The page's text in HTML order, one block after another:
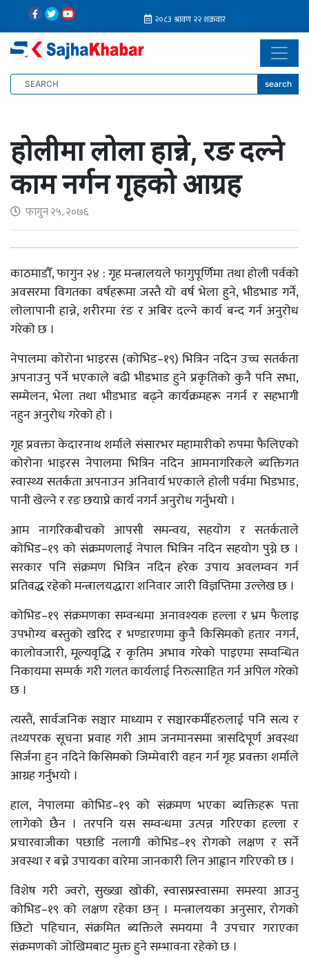
search
होलीमा लोला हान्ने, रङ दल्ने
काम नर्गन गृहको आग्रह
फागुन २५, २०७६
काठमाडौँ, फागुन २४ : गृह मन्त्रालयले फागुपूर्णिमा तथा होली पर्वको
अवसरमा विगतका वर्षहरूमा जस्तै यो वर्ष भेला हुने, भीडभाड गर्ने,
लोलापानी हान्ने, शरीरमा रंङ र अबिर दल्ने कार्य बन्द गर्न अनुरोध
गरेको छ ।
नेपालमा कोरोना भाइरस (कोभिड–१९) भित्रिन नदिन उच्च सतर्कता
अपनाउनु पर्ने भएकाले बढी भीडभाड हुने प्रकृतिको कुनै पनि सभा,
सम्मेलन, भेला तथा भीडभाड बढ्ने कार्यक्रमहरू नगर्न र सहभागी
नहुन अनुरोध गरेको हो ।
गृह प्रवक्ता केदारनाथ शर्माले संसारभर महामारीको रुपमा फैलिएको
कोरोना भाइरस नेपालमा भित्रिन नदिन आमनागरिकले ब्यक्तिगत
स्वास्थ्य सतर्कता अपनाउन अनिवार्य भएकाले होली पर्वमा भिडभाड,
पानी खेल्ने र रङ छयाप्ने कार्य नगर्न अनुरोध गर्नुभयो ।
आम नागरिकबीचको आपसी समन्वय, सहयोग र सतर्कताले
कोभिड–१९ को संक्रमणलाई नेपाल भित्रिन नदिन सहयोग पुग्ने छ ।
सरकार पनि संक्रमण भित्रिन नदिन हरेक उपाय अवलम्वन गर्न
प्रतिवद्ध रहेको मन्त्रालयद्धारा शनिवार जारी विज्ञप्तिमा उल्लेख छ ।
कोभिड–१९ संक्रमणका सम्वन्धमा अनावश्यक हल्ला र भ्रम फैलाइ
उपभोग्य बस्तुको खरिद र भण्डारणमा कुनै किसिमको हतार नगर्न,
कालोवजारी, मूल्यवृद्धि र कृतिम अभाव गरेको पाइएमा सम्वन्धित
निकायमा सम्पर्क गरी गलत कार्यलाई निरुत्साहित गर्न अपिल गरेको
छ ।
त्यस्तैं, सार्वजनिक सञ्चार माध्याम र सञ्चारकर्मीहरुलाई पनि सत्य र
तथ्यपरक सूचना प्रवाह गरी आम जनमानसमा त्रासदिपूर्ण अवस्था
सिर्जना हुन नदिने किसिमको जिम्मेवारी वहन गर्न गृह प्रवक्ता शर्माले
आग्रह गर्नुभयो ।
हाल, नेपालमा कोभिड–१९ को संक्रमण भएका ब्यक्तिहरू पत्ता
लागेको छैन । तरपनि यस सम्वन्धमा उत्पन्न गरिएका हल्ला र
प्रचारवाजीका पछाडि नलागी कोभिड–१९ रोगको लक्षण र सर्ने
अवस्था र बच्ने उपायका वारेमा जानकारी लिन आह्वान गरिएको छ ।
विशेष गरी ज्वरो, सुख्खा खोकी, स्वासप्रस्वासमा समस्या आउनु
कोभिड–१९ को लक्षण रहेका छन् । मन्त्रालयका अनुसार, रोगको
छिटो पहिचान, संक्रमित ब्यक्तिले समयमा नै उपचार गराएका
संक्रमणको जोखिमबाट मुक्त हुने सम्भावना रहेको छ ।